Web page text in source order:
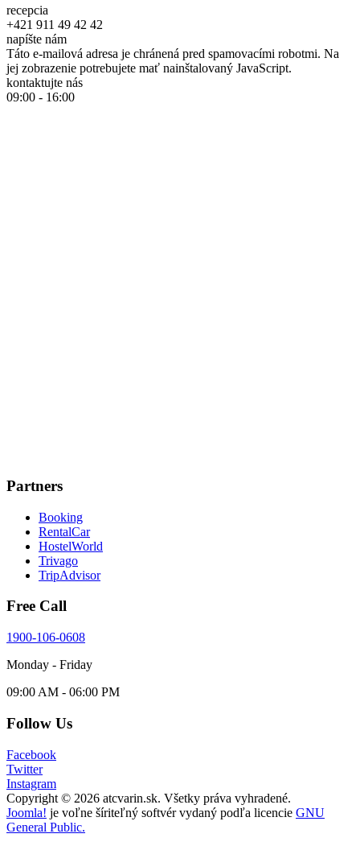
recepcia
+421 911 49 42 42
napíšte nám
Táto e-mailová adresa je chránená pred spamovacími robotmi. Na
jej zobrazenie potrebujete mať nainštalovaný JavaScript.
kontaktujte nás
09:00 - 16:00
Partners
Booking
RentalCar
HostelWorld
Trivago
TripAdvisor
Free Call
1900-106-0608
Monday - Friday
09:00 AM - 06:00 PM
Follow Us
Facebook
Twitter
Instagram
Copyright © 2026 atcvarin.sk. Všetky práva vyhradené.
Joomla! je voľne šíriteľný softvér vydaný podľa licencie GNU
General Public.